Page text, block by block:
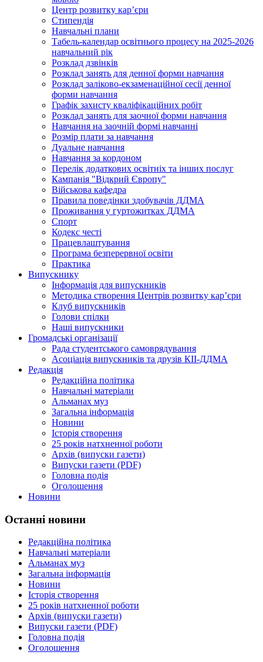
Центр розвитку кар’єри
Стипендія
Навчальні плани
Табель-календар освітнього процесу на 2025-2026
навчальний рік
Розклад дзвінків
Розклад занять для денної форми навчання
Розклад заліково-екзаменаційної сесії денної
форми навчання
Графік захисту кваліфікаційних робіт
Розклад занять для заочної форми навчання
Навчання на заочній формі навчанні
Розмір плати за навчання
Дуальне навчання
Навчання за кордоном
Перелік додаткових освітніх та інших послуг
Кампанія "Відкрий Європу"
Військова кафедра
Правила поведінки здобувачів ДДМА
Проживання у гуртожитках ДДМА
Спорт
Кодекс честі
Працевлаштування
Програма безперервної освіти
Практика
Випускнику
Інформація для випускників
Методика створення Центрів розвитку кар’єри
Клуб випускників
Голови спілки
Наші випускники
Громадські організації
Рада студентського самоврядування
Асоціація випускників та друзів КІІ-ДДМА
Редакція
Редакційна політика
Навчальні матеріали
Альманах муз
Загальна інформація
Новини
Історія створення
25 років натхненної роботи
Архів (випуски газети)
Випуски газети (PDF)
Головна подія
Оголошення
Новини
Останні новини
Редакційна політика
Навчальні матеріали
Альманах муз
Загальна інформація
Новини
Історія створення
25 років натхненної роботи
Архів (випуски газети)
Випуски газети (PDF)
Головна подія
Оголошення